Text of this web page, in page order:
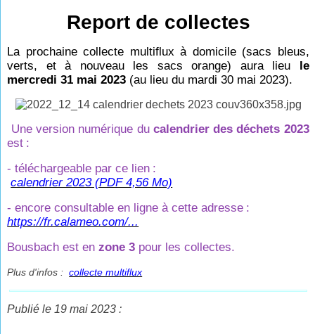
Report de collectes
La prochaine collecte multiflux à domicile (sacs bleus,
verts, et à nouveau les sacs orange) aura lieu le
mercredi 31 mai 2023 (au lieu du mardi 30 mai 2023).
Une version numérique du calendrier des déchets 2023
est :
- téléchargeable par ce lien :
calendrier 2023 (PDF 4,56 Mo)
- encore consultable en ligne à cette adresse :
https://fr.calameo.com/...
Bousbach est enzone 3 pour les collectes.
Plus d'infos :collecte multiflux
Publié le 19 mai 2023 :